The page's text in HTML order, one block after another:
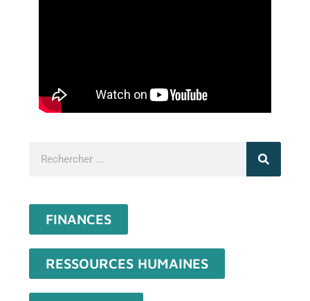
FINANCES
RESSOURCES HUMAINES